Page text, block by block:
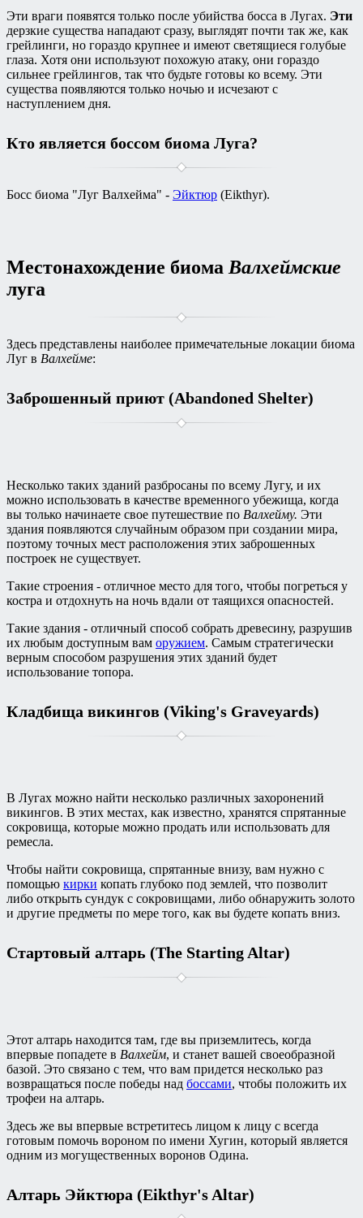
Эти враги появятся только после убийства босса в Лугах. Эти
дерзкие существа нападают сразу, выглядят почти так же, как
грейлинги, но гораздо крупнее и имеют светящиеся голубые
глаза. Хотя они используют похожую атаку, они гораздо
сильнее грейлингов, так что будьте готовы ко всему. Эти
существа появляются только ночью и исчезают с
наступлением дня.
Кто является боссом биома Луга?
Босс биома "Луг Валхейма" - Эйктюр (Eikthyr).
Местонахождение биома Валхеймские
луга
Здесь представлены наиболее примечательные локации биома
Луг в Валхейме:
Заброшенный приют (Abandoned Shelter)
Несколько таких зданий разбросаны по всему Лугу, и их
можно использовать в качестве временного убежища, когда
вы только начинаете свое путешествие по Валхейму. Эти
здания появляются случайным образом при создании мира,
поэтому точных мест расположения этих заброшенных
построек не существует.
Такие строения - отличное место для того, чтобы погреться у
костра и отдохнуть на ночь вдали от таящихся опасностей.
Такие здания - отличный способ собрать древесину, разрушив
их любым доступным вам оружием. Самым стратегически
верным способом разрушения этих зданий будет
использование топора.
Кладбища викингов (Viking's Graveyards)
В Лугах можно найти несколько различных захоронений
викингов. В этих местах, как известно, хранятся спрятанные
сокровища, которые можно продать или использовать для
ремесла.
Чтобы найти сокровища, спрятанные внизу, вам нужно с
помощью кирки копать глубоко под землей, что позволит
либо открыть сундук с сокровищами, либо обнаружить золото
и другие предметы по мере того, как вы будете копать вниз.
Стартовый алтарь (The Starting Altar)
Этот алтарь находится там, где вы приземлитесь, когда
впервые попадете в Валхейм, и станет вашей своеобразной
базой. Это связано с тем, что вам придется несколько раз
возвращаться после победы над боссами, чтобы положить их
трофеи на алтарь.
Здесь же вы впервые встретитесь лицом к лицу с всегда
готовым помочь вороном по имени Хугин, который является
одним из могущественных воронов Одина.
Алтарь Эйктюра (Eikthyr's Altar)